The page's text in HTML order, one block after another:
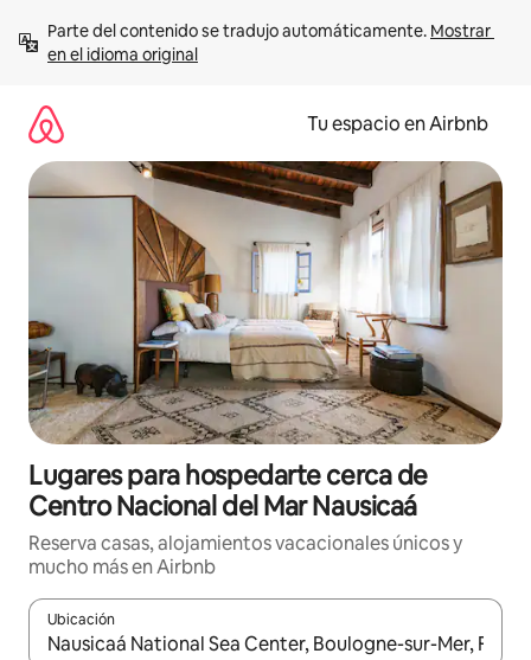
contenido
Parte del contenido se tradujo automáticamente. Mostrar
en el idioma original
Tu espacio en Airbnb
Lugares para hospedarte cerca de
Centro Nacional del Mar Nausicaá
Reserva casas, alojamientos vacacionales únicos y
mucho más en Airbnb
Ubicación
Cuando los resultados estén disponibles, podrás navegar